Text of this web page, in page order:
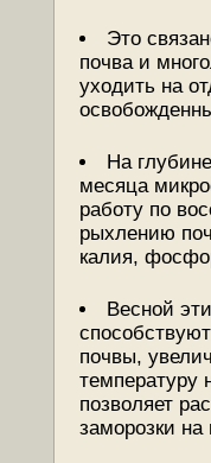
Это
почва и
уходить на
На
месяца
работу по
рыхлению
калия,
Весной
почвы,
температуру
позволяет
заморозки на